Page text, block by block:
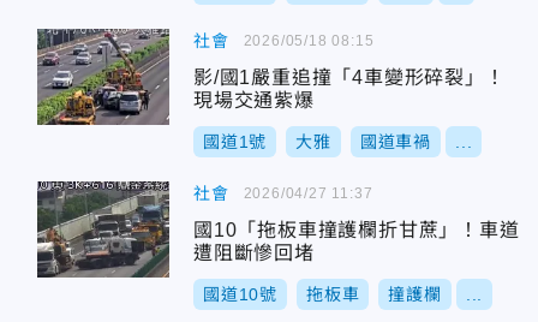
社會
影/國1嚴重追撞「4車變形碎裂」！
現場交通紫爆
國道1號 大雅 國道車禍
2026/05/18 08:15
社會
國10「拖板車撞護欄折甘蔗」！車道
遭阻斷慘回堵
國道10號 拖板車 撞護欄
2026/04/27 11:37